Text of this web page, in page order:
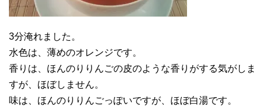
3分淹れました。
水色は、薄めのオレンジです。
香りは、ほんのりりんごの皮のような香りがする気がしま
すが、ほぼしません。
味は、ほんのりりんごっぽいですが、ほぼ白湯です。